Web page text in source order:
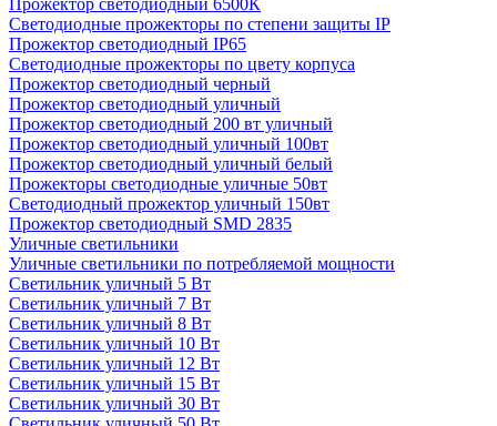
Прожектор светодиодный 6500К
Светодиодные прожекторы по степени защиты IP
Прожектор светодиодный IP65
Светодиодные прожекторы по цвету корпуса
Прожектор светодиодный черный
Прожектор светодиодный уличный
Прожектор светодиодный 200 вт уличный
Прожектор светодиодный уличный 100вт
Прожектор светодиодный уличный белый
Прожекторы светодиодные уличные 50вт
Светодиодный прожектор уличный 150вт
Прожектор светодиодный SMD 2835
Уличные светильники
Уличные светильники по потребляемой мощности
Светильник уличный 5 Вт
Светильник уличный 7 Вт
Светильник уличный 8 Вт
Светильник уличный 10 Вт
Светильник уличный 12 Вт
Светильник уличный 15 Вт
Светильник уличный 30 Вт